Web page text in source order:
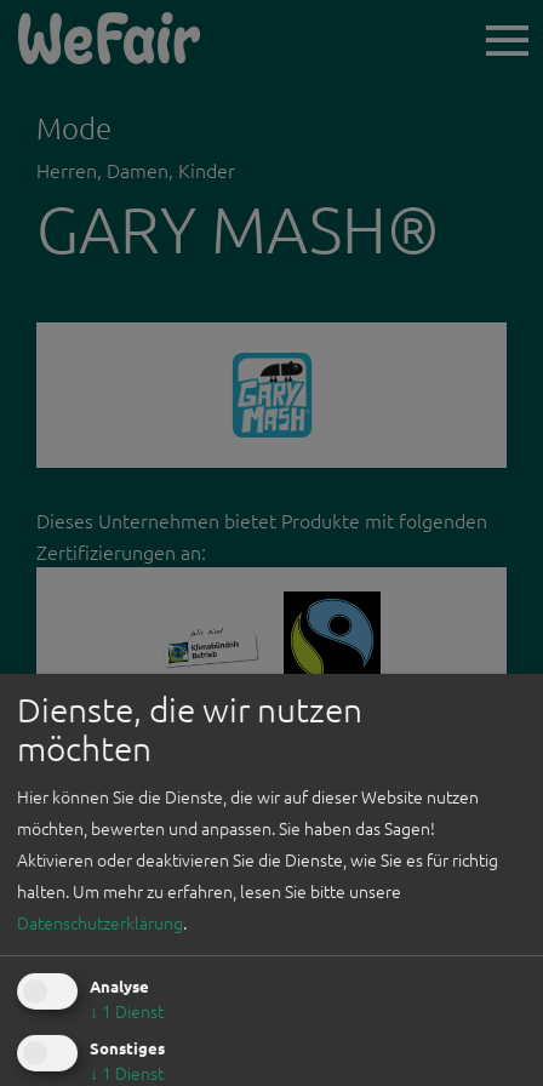
AUSSTELLER*IN
WEFAIR LINZ
2026
NEWSLETTER
FÜR
UNTERNEHMEN
WORKSHOPS
Mode
Herren, Damen, Kinder
GARY MASH®
Dieses Unternehmen bietet Produkte mit folgenden
Zertifizierungen an:
Wie alles mit dem Wunsch, die Welt ein Stückchen
grüner zu machen, begonnen hat. Und mit der Zeit ein
bunter Mix aus so vielen schönen Dingen geworden
ist. Entdecke unser Sortiment aus 100% veganen und
fair produzierten Produkten. Fair Fashion für Damen,
Herren und Kinder. Accessoires und Lifestyle-
Produkte. Produkte, die Bewusstsein schaffen und
dein Herz höher schlagen lassen. Wir möchten dich
herzlich willkommen heißen bei GARY MASH®.
Dienste, die wir nutzen
möchten
Hier können Sie die Dienste, die wir auf dieser Website nutzen
möchten, bewerten und anpassen. Sie haben das Sagen!
Aktivieren oder deaktivieren Sie die Dienste, wie Sie es für richtig
halten. Um mehr zu erfahren, lesen Sie bitte unsere
Datenschutzerklärung.
Analyse
↓ 1 Dienst
Sonstiges
↓ 1 Dienst